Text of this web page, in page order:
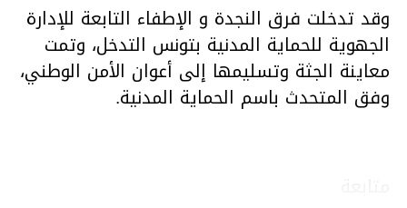
وقد تدخلت فرق النجدة و الإطفاء التابعة للإدارة
الجهوية للحماية المدنية بتونس التدخل، وتمت
معاينة الجثة وتسليمها إلى أعوان الأمن الوطني،
وفق المتحدث باسم الحماية المدنية.